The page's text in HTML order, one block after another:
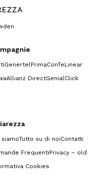
Genertel PrimaConTeLinear
Allianz DirectGenialClick
siamoTutto su di noiContatti
FrequentiPrivacy – old
Cookies